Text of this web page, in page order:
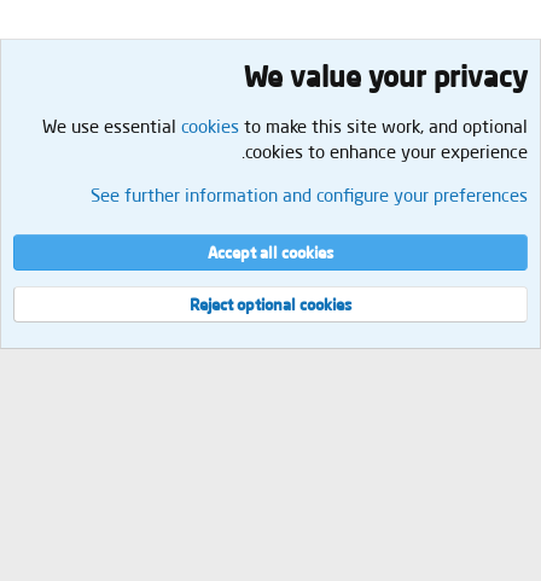
الأسرة والعلاقات
Cookies
العربية
إتصل بنا
الشروط والقوانين سياسة الخصوصية مساعدة الرئيسية
R
S
مجموع الإستعلامات 9 إجمالي الوقت
2.10MB
We value your privacy
We use essential cookies to make this site work, and optional
cookies to enhance your experience.
See further information and configure your preferences
Accept all cookies
Reject optional cookies